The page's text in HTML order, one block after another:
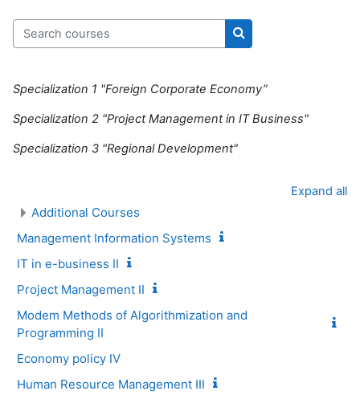
Search courses
Search courses
Specialization 1 "Foreign Corporate Economy”
Specialization 2 "Project Management in IT Business"
Specialization 3 "Regional Development"
Expand all
Additional Сourses
Management Information Systems
IT in e-business II
Project Management II
Modem Methods of Algorithmization and
Programming II
Economy policy IV
Human Resource Management III